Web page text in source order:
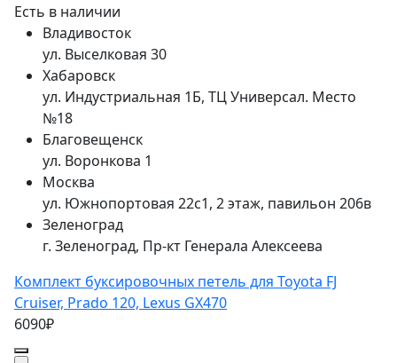
Есть в наличии
Владивосток
ул. Выселковая 30
Хабаровск
ул. Индустриальная 1Б, ТЦ Универсал. Место
№18
Благовещенск
ул. Воронкова 1
Москва
ул. Южнопортовая 22с1, 2 этаж, павильон 206в
Зеленоград
г. Зеленоград, Пр-кт Генерала Алексеева
Комплект буксировочных петель для Toyota FJ
Cruiser, Prado 120, Lexus GX470
6090₽